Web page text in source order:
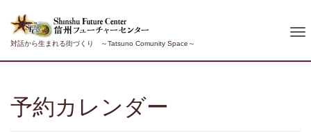
対話から生まれる街づくり ～Tatsuno Comunity Space～
予約カレンダー